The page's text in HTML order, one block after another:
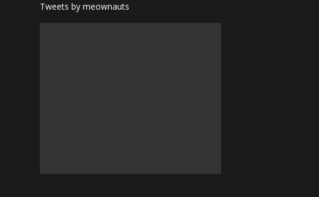
Tweets by meownauts